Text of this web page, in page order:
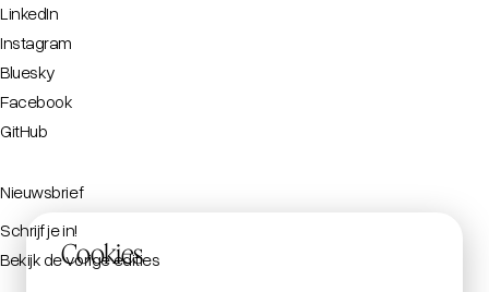
LinkedIn
Instagram
Bluesky
Facebook
GitHub
Nieuwsbrief
Schrijf je in!
Bekijk de vorige edities
Cookies